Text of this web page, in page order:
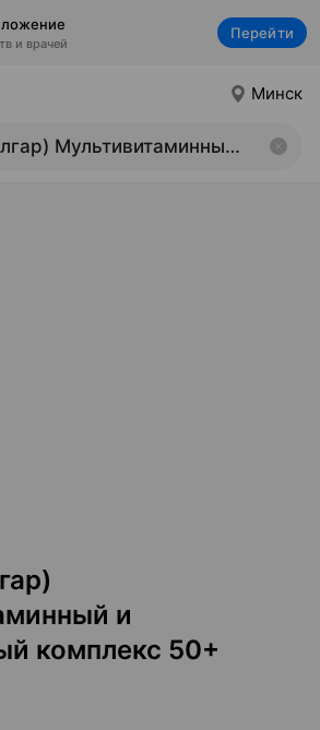
и врачей
Перейти
Минск
и
комплекс 50+